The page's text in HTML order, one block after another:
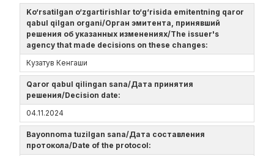
Ko‘rsatilgan o‘zgartirishlar to‘g‘risida emitentning qaror
qabul qilgan organi/Орган эмитента, принявший
решения об указанных изменениях/The issuer's
agency that made decisions on these changes:
Кузатув Кенгаши
Qaror qabul qilingan sana/Дата принятия
решения/Decision date:
04.11.2024
Bayonnoma tuzilgan sana/Дата составления
протокола/Date of the protocol: